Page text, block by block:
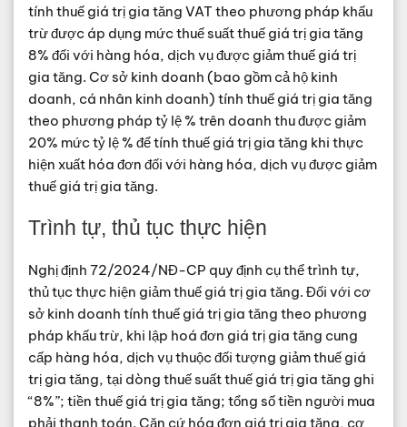
tính thuế giá trị gia tăng VAT theo phương pháp khấu
trừ được áp dụng mức thuế suất thuế giá trị gia tăng
8% đối với hàng hóa, dịch vụ được giảm thuế giá trị
gia tăng. Cơ sở kinh doanh (bao gồm cả hộ kinh
doanh, cá nhân kinh doanh) tính thuế giá trị gia tăng
theo phương pháp tỷ lệ % trên doanh thu được giảm
20% mức tỷ lệ % để tính thuế giá trị gia tăng khi thực
hiện xuất hóa đơn đối với hàng hóa, dịch vụ được giảm
thuế giá trị gia tăng.
Trình tự, thủ tục thực hiện
Nghị định 72/2024/NĐ-CP quy định cụ thể trình tự,
thủ tục thực hiện giảm thuế giá trị gia tăng. Đối với cơ
sở kinh doanh tính thuế giá trị gia tăng theo phương
pháp khấu trừ, khi lập hoá đơn giá trị gia tăng cung
cấp hàng hóa, dịch vụ thuộc đối tượng giảm thuế giá
trị gia tăng, tại dòng thuế suất thuế giá trị gia tăng ghi
“8%”; tiền thuế giá trị gia tăng; tổng số tiền người mua
phải thanh toán. Căn cứ hóa đơn giá trị gia tăng, cơ